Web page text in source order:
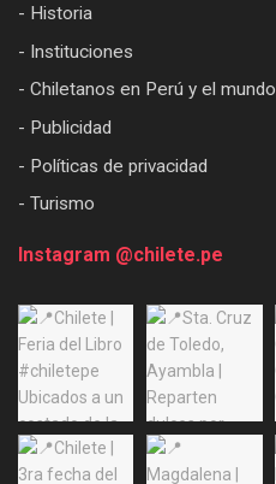
- Historia
- Instituciones
- Chiletanos en Perú y el mundo
- Publicidad
- Políticas de privacidad
- Turismo
Instagram @chilete.pe